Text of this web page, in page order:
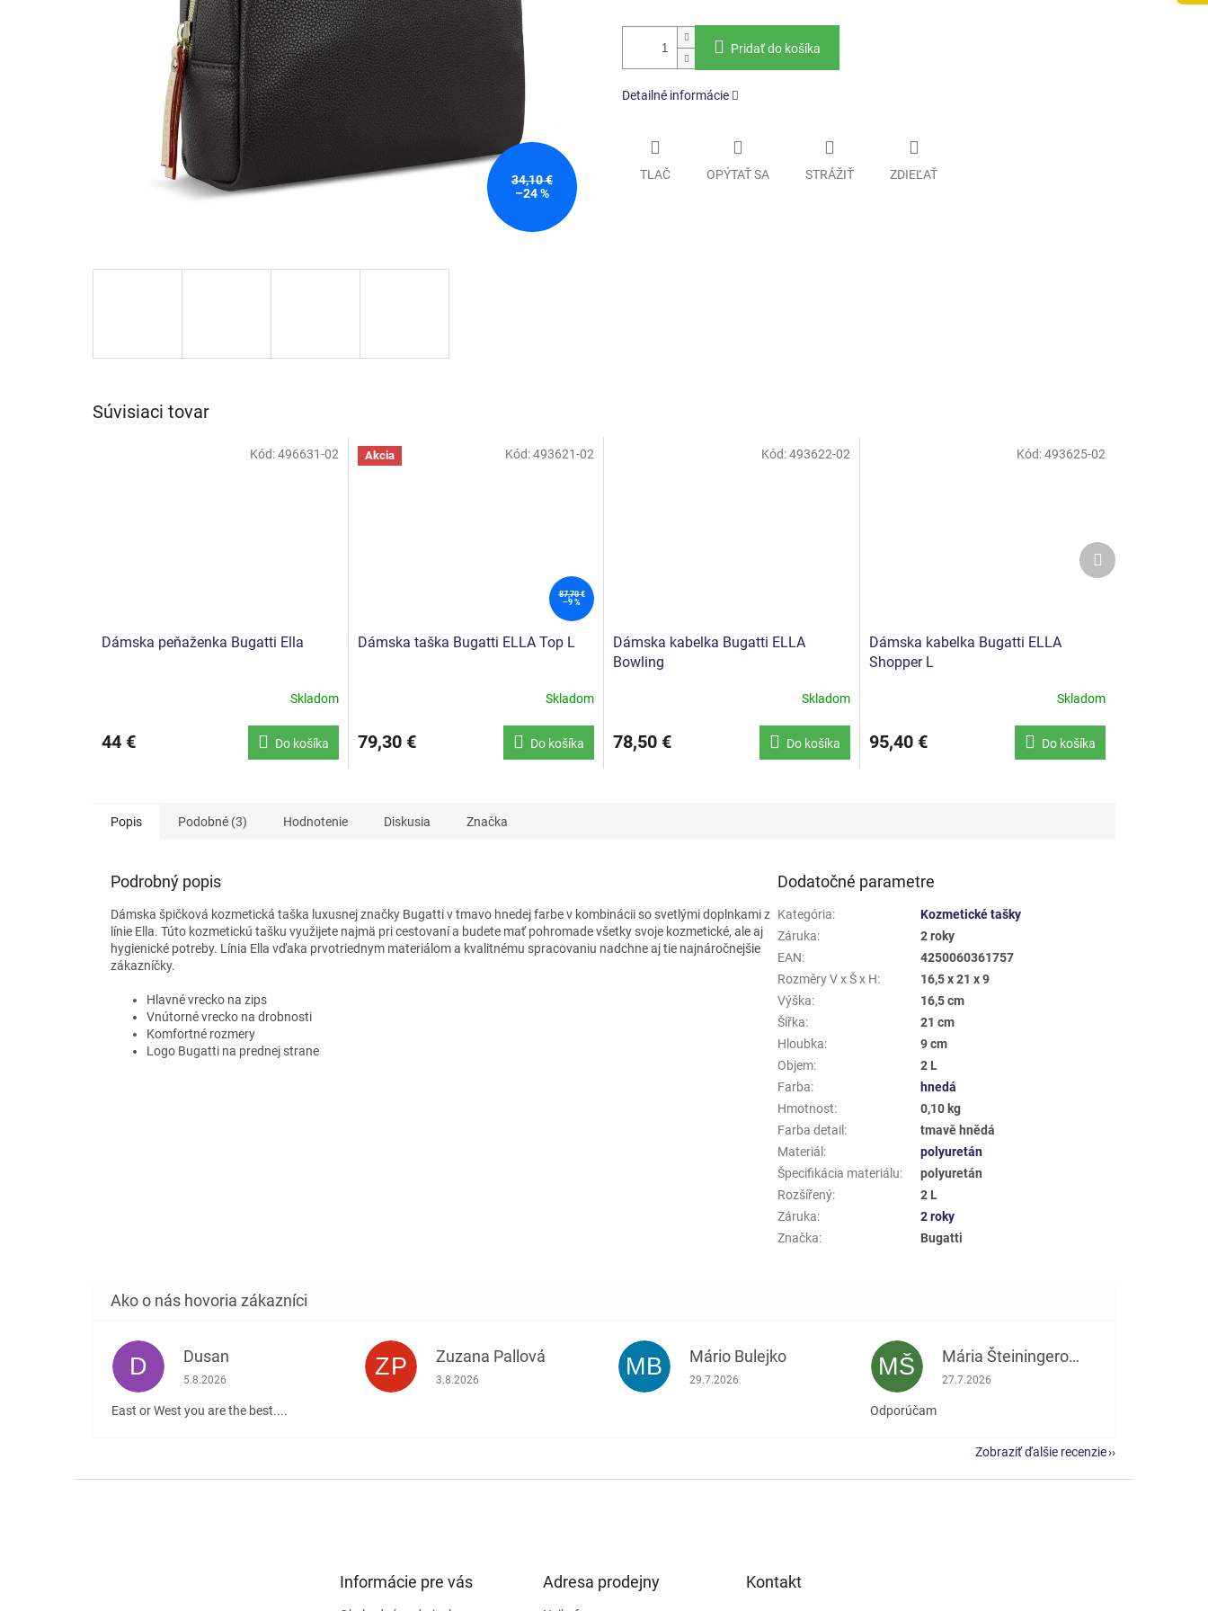
34,10 €
–24 %
Pridať do košíka
Detailné informácie
TLAČ OPÝTAŤ SA STRÁŽIŤ ZDIEĽAŤ
Súvisiaci tovar
Dámska peňaženka Bugatti Ella
produktu
je
hviezdičiek.
Skladom
44 € Do košíka
Kód:496631-02 Akcia
87,70 €
–9 %
Dámska taška Bugatti ELLA Top L
Skladom
79,30 € Do košíka
Kód:493621-02
Dámska kabelka Bugatti ELLA
Bowling
Skladom
78,50 € Do košíka
Kód:493622-02
Dámska kabelka Bugatti ELLA
Shopper L
Skladom
95,40 € Do košíka
Kód:493625-02
Ďalší
produkt
Popis Podobné (3) Hodnotenie Diskusia Značka
Podrobný popis
Dámska špičková kozmetická taška luxusnej značky Bugattiv tmavo hnedej farbe v kombinácii so svetlými doplnkamiz
línie Ella. Túto kozmetickú tašku využijete najmä pri cestovaní a budete mať pohromade všetky svoje kozmetické, ale aj
hygienické potreby. Línia Ella vďaka prvotriednym materiálom a kvalitnému spracovaniu nadchne aj tie najnáročnejšie
zákazníčky.
Hlavné vrecko na zips
Vnútorné vrecko na drobnosti
Komfortné rozmery
Logo Bugatti na prednej strane
Dodatočné parametre
Kategória:
Kozmetické tašky
Záruka:
2 roky
EAN:
4250060361757
Rozměry V x Š x H:
16,5 x 21 x 9
Výška:
16,5 cm
Šířka:
21 cm
Hloubka:
9 cm
Objem:
2 L
Farba:
hnedá
Hmotnost:
0,10 kg
Farba detail :
tmavě hnědá
Materiál :
polyuretán
Špecifikácia materiálu:
polyuretán
Rozšířený:
2 L
Záruka:
2 roky
Značka: Bugatti
D Dusan
Hodnotenie obchodu je 5 z 5 hviezdičiek.
5.8.2026
East or West you are the best....
ZP Zuzana Pallová
Hodnotenie obchodu je 5 z 5 hviezdičiek.
3.8.2026 MB Mário Bulejko
Hodnotenie obchodu je 5 z 5 hviezdičiek.
29.7.2026 MŠ Mária Šteiningerová
Hodnotenie obchodu je 5 z 5 hviezdičiek.
27.7.2026
Odporúčam
Zobraziť ďalšie recenzie
Informácie pre vás Adresa prodejny Kontakt